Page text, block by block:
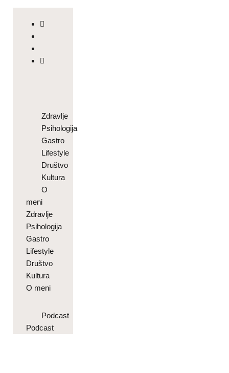
Zdravlje
Psihologija
Gastro
Lifestyle
Društvo
Kultura
O
meni
Zdravlje
Psihologija
Gastro
Lifestyle
Društvo
Kultura
O meni
Podcast
Podcast